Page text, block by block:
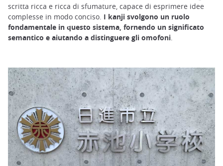
scritta ricca e ricca di sfumature, capace di esprimere idee
complesse in modo conciso. I kanji svolgono un ruolo
fondamentale in questo sistema, fornendo un significato
semantico e aiutando a distinguere gli omofoni.